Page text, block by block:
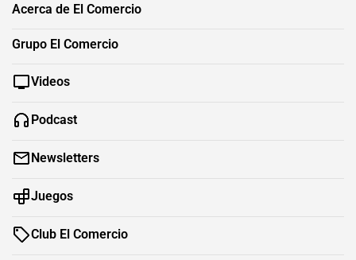
Acerca de El Comercio
Grupo El Comercio
Videos
Podcast
Newsletters
Juegos
Club El Comercio